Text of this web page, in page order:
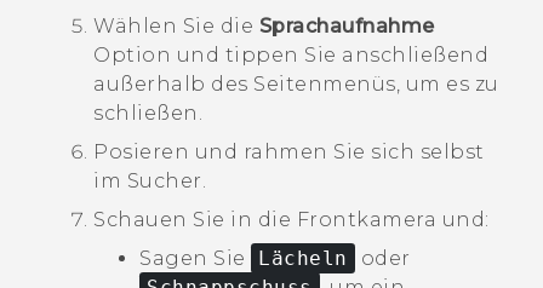
Wählen Sie die Sprachaufnahme
Option und tippen Sie anschließend
außerhalb des Seitenmenüs, um es zu
schließen.
Posieren und rahmen Sie sich selbst
im Sucher.
Schauen Sie in die Frontkamera und:
Sagen Sie
Lächeln
oder